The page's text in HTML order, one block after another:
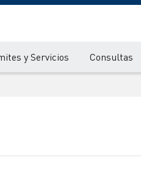
y Servicios Consultas